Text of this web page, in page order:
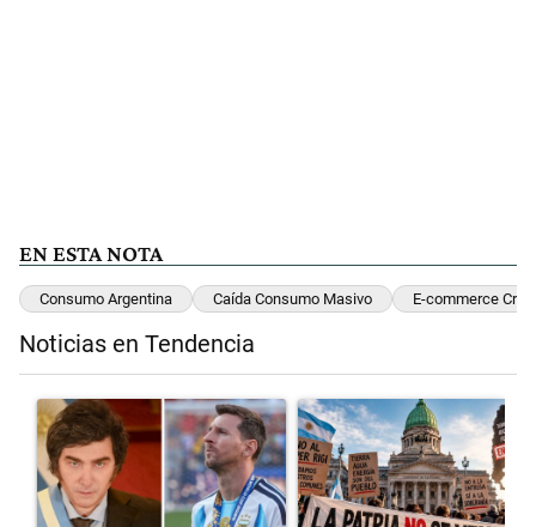
EN ESTA NOTA
Consumo Argentina Caída Consumo Masivo E-commerce
Noticias en Tendencia
Un artículo de tendencia con el título "Milei despidió a Jorge Messi
Un artículo de tendencia con el